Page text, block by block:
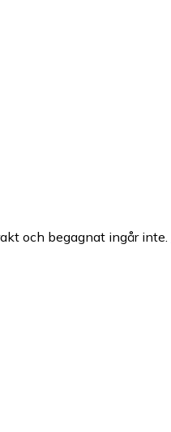
och begagnat ingår inte.